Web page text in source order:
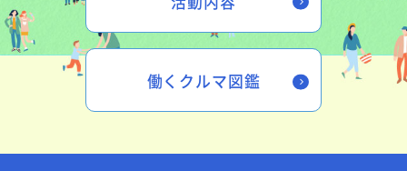
働くクルマ図鑑